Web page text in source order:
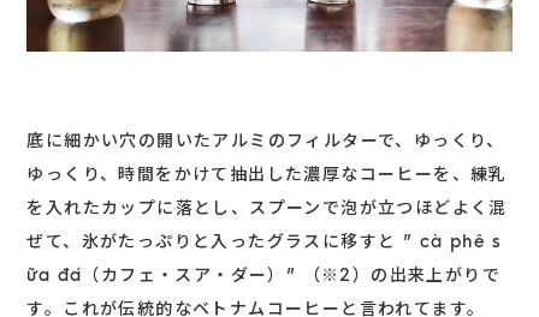
底に細かい穴の開いたアルミのフィルターで、ゆっくり、
ゆっくり、時間をかけて抽出した濃厚なコーヒーを、練乳
を入れたカップに落とし、スプーンで泡が立つほどよく混
ぜて、氷がたっぷりと入ったグラスに移すと ” cà phê s
ữa đá（カフェ・スア・ダー）” （※2）の出来上がりで
す。これが伝統的なベトナムコーヒーと言われてます。